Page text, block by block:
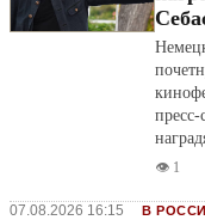
пресс-
👁️ 1
07.08.2026 16:15 В